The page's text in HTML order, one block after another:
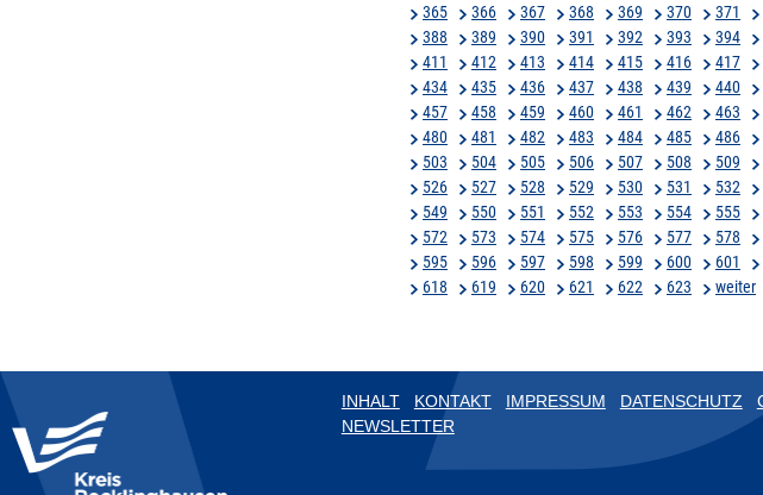
365
366 367 368 369 370 371
388
389 390 391 392 393 394
411
412 413 414 415 416 417
434
435 436 437 438 439 440
457
458 459 460 461 462 463
480
481 482 483 484 485 486
503
504 505 506 507 508 509
526
527 528 529 530 531 532
549
550 551 552 553 554 555
572
573 574 575 576 577 578
595
596 597 598 599 600 601
618
619 620 621 622 623 weiter
INHALT KONTAKT IMPRESSUM DATENSCHUTZ
NEWSLETTER